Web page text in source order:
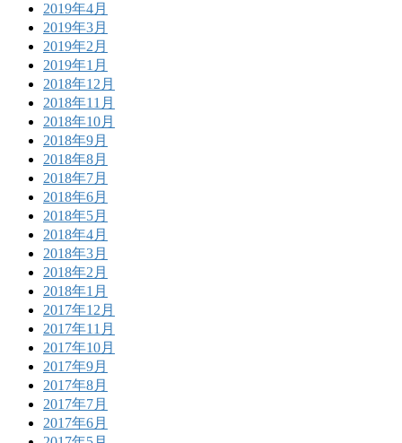
2019年4月
2019年3月
2019年2月
2019年1月
2018年12月
2018年11月
2018年10月
2018年9月
2018年8月
2018年7月
2018年6月
2018年5月
2018年4月
2018年3月
2018年2月
2018年1月
2017年12月
2017年11月
2017年10月
2017年9月
2017年8月
2017年7月
2017年6月